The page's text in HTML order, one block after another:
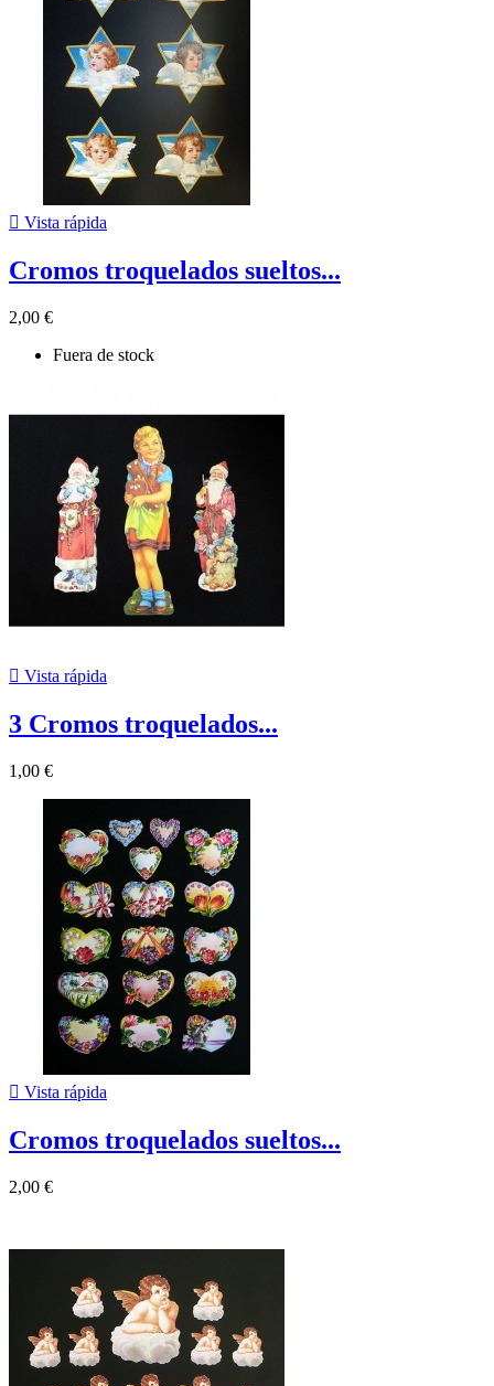
 Vista rápida
Cromos troquelados sueltos...
2,00 €
Fuera de stock
 Vista rápida
3 Cromos troquelados...
1,00 €
 Vista rápida
Cromos troquelados sueltos...
2,00 €